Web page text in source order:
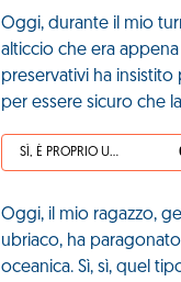
Oggi, durante il mio
alticcio che era
preservativi ha
per essere sicuro che
SÌ, È PROPRIO UNA VDM!
Oggi, il mio ragazzo,
ubriaco, ha
oceanica. Sì, sì, quel